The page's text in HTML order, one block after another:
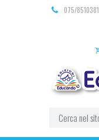
075/8510381